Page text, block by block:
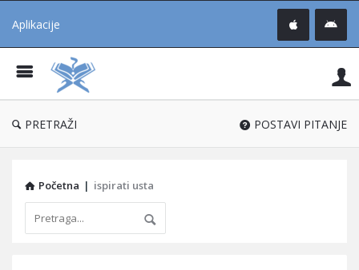
Aplikacije
®
PRETRAŽI POSTAVI PITANJE
Početna | ispirati usta